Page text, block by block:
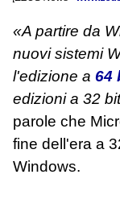
«A partire da
nuovi sistemi
l'edizione a 64
edizioni a 32
parole che
fine dell'era a
Windows.